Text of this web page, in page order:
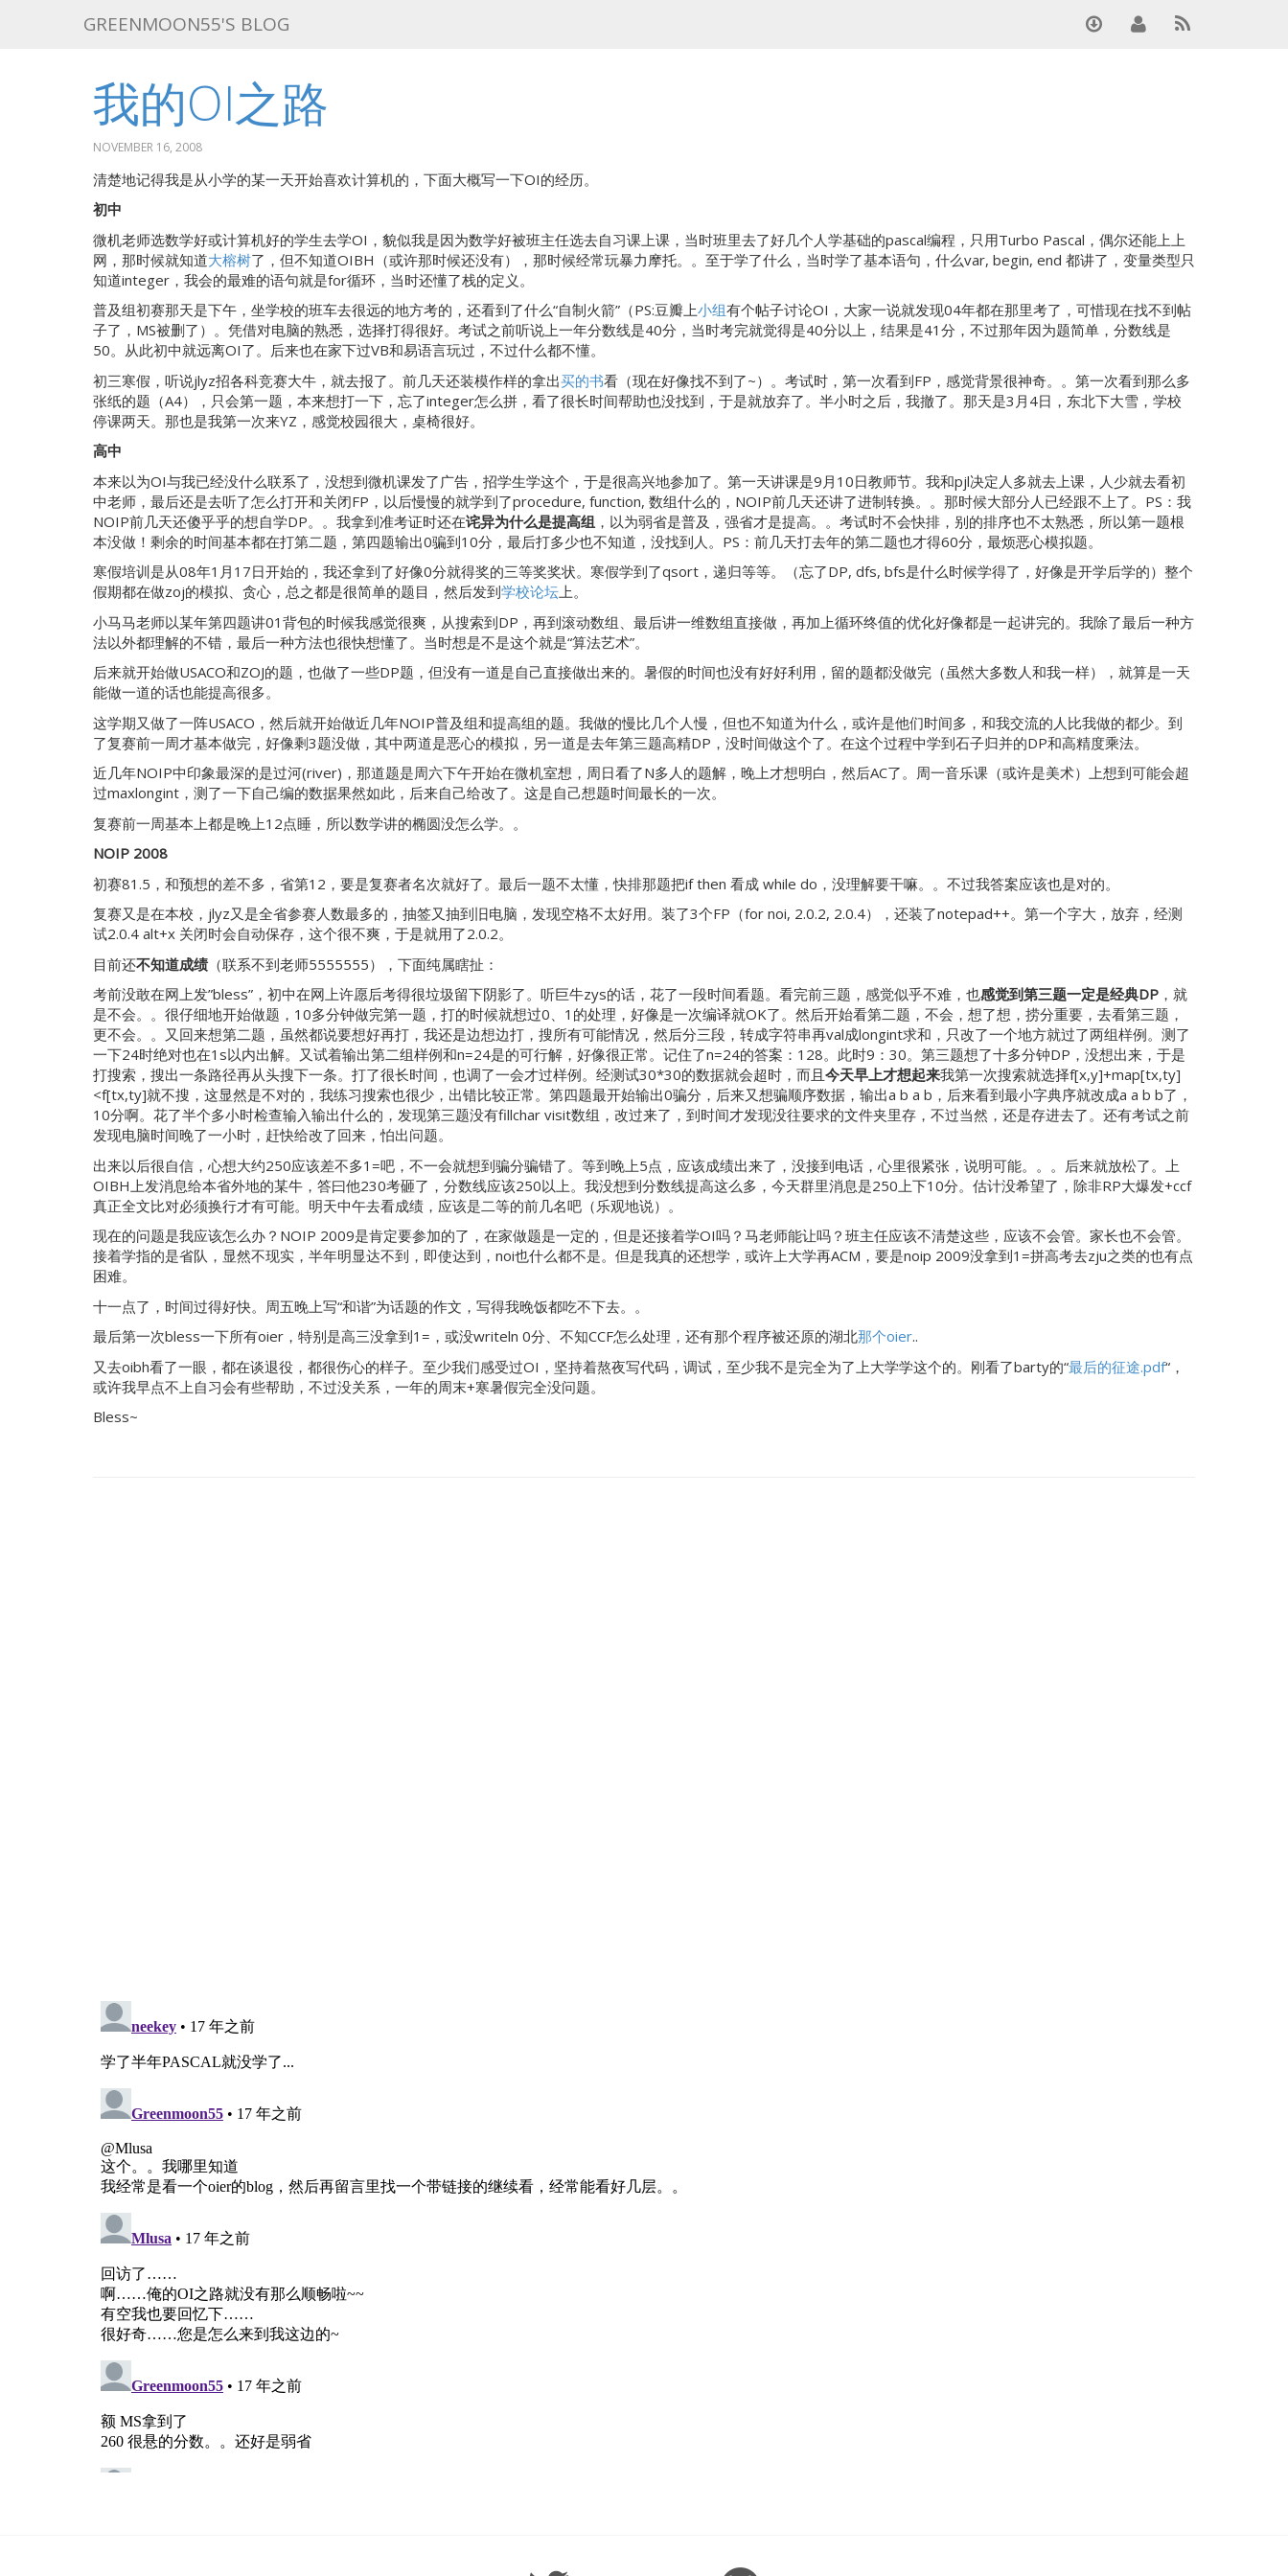
GREENMOON55'S BLOG
我的OI之路
NOVEMBER 16, 2008
清楚地记得我是从小学的某一天开始喜欢计算机的，下面大概写一下OI的经历。
初中
微机老师选数学好或计算机好的学生去学OI，貌似我是因为数学好被班主任选去自习课上课，当时班里去了好几个人学基础的pascal编程，只用Turbo Pascal，偶尔还能上上
网，那时候就知道大榕树了，但不知道OIBH（或许那时候还没有），那时候经常玩暴力摩托。。至于学了什么，当时学了基本语句，什么var, begin, end 都讲了，变量类型只
知道integer，我会的最难的语句就是for循环，当时还懂了栈的定义。
普及组初赛那天是下午，坐学校的班车去很远的地方考的，还看到了什么“自制火箭”（PS:豆瓣上小组有个帖子讨论OI，大家一说就发现04年都在那里考了，可惜现在找不到帖
子了，MS被删了）。凭借对电脑的熟悉，选择打得很好。考试之前听说上一年分数线是40分，当时考完就觉得是40分以上，结果是41分，不过那年因为题简单，分数线是
50。从此初中就远离OI了。后来也在家下过VB和易语言玩过，不过什么都不懂。
初三寒假，听说jlyz招各科竞赛大牛，就去报了。前几天还装模作样的拿出买的书看（现在好像找不到了~）。考试时，第一次看到FP，感觉背景很神奇。。第一次看到那么多
张纸的题（A4），只会第一题，本来想打一下，忘了integer怎么拼，看了很长时间帮助也没找到，于是就放弃了。半小时之后，我撤了。那天是3月4日，东北下大雪，学校
停课两天。那也是我第一次来YZ，感觉校园很大，桌椅很好。
高中
本来以为OI与我已经没什么联系了，没想到微机课发了广告，招学生学这个，于是很高兴地参加了。第一天讲课是9月10日教师节。我和pjl决定人多就去上课，人少就去看初
中老师，最后还是去听了怎么打开和关闭FP，以后慢慢的就学到了procedure, function, 数组什么的，NOIP前几天还讲了进制转换。。那时候大部分人已经跟不上了。PS：我
NOIP前几天还傻乎乎的想自学DP。。我拿到准考证时还在诧异为什么是提高组 ，以为弱省是普及，强省才是提高。。考试时不会快排，别的排序也不太熟悉，所以第一题根
本没做！剩余的时间基本都在打第二题，第四题输出0骗到10分，最后打多少也不知道，没找到人。PS：前几天打去年的第二题也才得60分，最烦恶心模拟题。
寒假培训是从08年1月17日开始的，我还拿到了好像0分就得奖的三等奖奖状。寒假学到了qsort，递归等等。（忘了DP, dfs, bfs是什么时候学得了，好像是开学后学的）整个
假期都在做zoj的模拟、贪心，总之都是很简单的题目，然后发到学校论坛上。
小马马老师以某年第四题讲01背包的时候我感觉很爽，从搜索到DP，再到滚动数组、最后讲一维数组直接做，再加上循环终值的优化好像都是一起讲完的。我除了最后一种方
法以外都理解的不错，最后一种方法也很快想懂了。当时想是不是这个就是“算法艺术”。
后来就开始做USACO和ZOJ的题，也做了一些DP题，但没有一道是自己直接做出来的。暑假的时间也没有好好利用，留的题都没做完（虽然大多数人和我一样），就算是一天
能做一道的话也能提高很多。
这学期又做了一阵USACO，然后就开始做近几年NOIP普及组和提高组的题。我做的慢比几个人慢，但也不知道为什么，或许是他们时间多，和我交流的人比我做的都少。到
了复赛前一周才基本做完，好像剩3题没做，其中两道是恶心的模拟，另一道是去年第三题高精DP，没时间做这个了。在这个过程中学到石子归并的DP和高精度乘法。
近几年NOIP中印象最深的是过河(river)，那道题是周六下午开始在微机室想，周日看了N多人的题解，晚上才想明白，然后AC了。周一音乐课（或许是美术）上想到可能会超
过maxlongint，测了一下自己编的数据果然如此，后来自己给改了。这是自己想题时间最长的一次。
复赛前一周基本上都是晚上12点睡，所以数学讲的椭圆没怎么学。。
NOIP 2008
初赛81.5，和预想的差不多，省第12，要是复赛者名次就好了。最后一题不太懂，快排那题把if then 看成 while do，没理解要干嘛。。不过我答案应该也是对的。
复赛又是在本校，jlyz又是全省参赛人数最多的，抽签又抽到旧电脑，发现空格不太好用。装了3个FP（for noi, 2.0.2, 2.0.4），还装了notepad++。第一个字大，放弃，经测
试2.0.4 alt+x 关闭时会自动保存，这个很不爽，于是就用了2.0.2。
目前还不知道成绩（联系不到老师5555555），下面纯属瞎扯：
考前没敢在网上发”bless”，初中在网上许愿后考得很垃圾留下阴影了。听巨牛zys的话，花了一段时间看题。看完前三题，感觉似乎不难，也感觉到第三题一定是经典DP ，就
是不会。。很仔细地开始做题，10多分钟做完第一题，打的时候就想过0、1的处理，好像是一次编译就OK了。然后开始看第二题，不会，想了想，捞分重要，去看第三题，
更不会。。又回来想第二题，虽然都说要想好再打，我还是边想边打，搜所有可能情况，然后分三段，转成字符串再val成longint求和，只改了一个地方就过了两组样例。测了
一下24时绝对也在1s以内出解。又试着输出第二组样例和n=24是的可行解，好像很正常。记住了n=24的答案：128。此时9：30。第三题想了十多分钟DP，没想出来，于是
打搜索，搜出一条路径再从头搜下一条。打了很长时间，也调了一会才过样例。经测试30*30的数据就会超时，而且今天早上才想起来我第一次搜索就选择f[x,y]+map[tx,ty]
<f[tx,ty]就不搜，这显然是不对的，我练习搜索也很少，出错比较正常。第四题最开始输出0骗分，后来又想骗顺序数据，输出a b a b，后来看到最小字典序就改成a a b b了，
10分啊。花了半个多小时检查输入输出什么的，发现第三题没有fillchar visit数组，改过来了，到时间才发现没往要求的文件夹里存，不过当然，还是存进去了。还有考试之前
发现电脑时间晚了一小时，赶快给改了回来，怕出问题。
出来以后很自信，心想大约250应该差不多1=吧，不一会就想到骗分骗错了。等到晚上5点，应该成绩出来了，没接到电话，心里很紧张，说明可能。。。后来就放松了。上
OIBH上发消息给本省外地的某牛，答曰他230考砸了，分数线应该250以上。我没想到分数线提高这么多，今天群里消息是250上下10分。估计没希望了，除非RP大爆发+ccf
真正全文比对必须换行才有可能。明天中午去看成绩，应该是二等的前几名吧（乐观地说）。
现在的问题是我应该怎么办？NOIP 2009是肯定要参加的了，在家做题是一定的，但是还接着学OI吗？马老师能让吗？班主任应该不清楚这些，应该不会管。家长也不会管。
接着学指的是省队，显然不现实，半年明显达不到，即使达到，noi也什么都不是。但是我真的还想学，或许上大学再ACM，要是noip 2009没拿到1=拼高考去zju之类的也有点
困难。
十一点了，时间过得好快。周五晚上写“和谐”为话题的作文，写得我晚饭都吃不下去。。
最后第一次bless一下所有oier，特别是高三没拿到1=，或没writeln 0分、不知CCF怎么处理，还有那个程序被还原的湖北那个oier..
又去oibh看了一眼，都在谈退役，都很伤心的样子。至少我们感受过OI，坚持着熬夜写代码，调试，至少我不是完全为了上大学学这个的。刚看了barty的“最后的征途.pdf“，
或许我早点不上自习会有些帮助，不过没关系，一年的周末+寒暑假完全没问题。
Bless~